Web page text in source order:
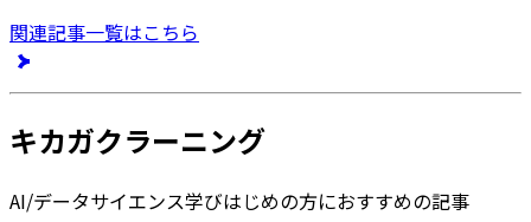
関連記事一覧はこちら
キカガクラーニング
AI/データサイエンス学びはじめの方におすすめの記事